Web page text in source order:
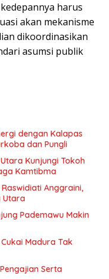
harus
akan mekanisme
dikoordinasikan
asumsi publik
dengan Kalapas
dan Pungli
Kunjungi Tokoh
Kamtibma
Anggraini,
Utara
Pademawu Makin
Madura Tak
Serta